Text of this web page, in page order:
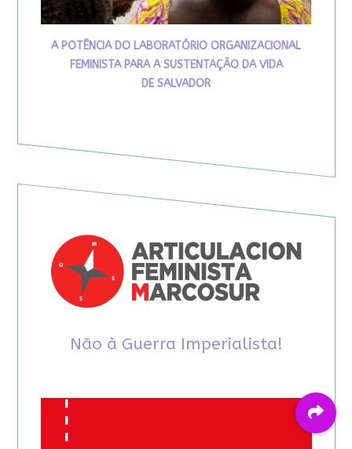
A POTÊNCIA DO LABORATÓRIO ORGANIZACIONAL
FEMINISTA PARA A SUSTENTAÇÃO DA VIDA
DE SALVADOR
Não à Guerra Imperialista!